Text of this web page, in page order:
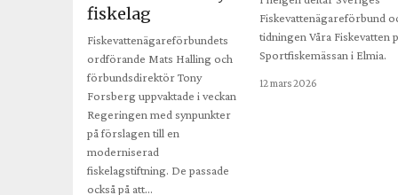
fiskelag
Fiskevattenägareförbundets
ordförande Mats Halling och
förbundsdirektör Tony
Forsberg uppvaktade i veckan
Regeringen med synpunkter
på förslagen till en
moderniserad
fiskelagstiftning. De passade
också på att…
Fiskevattenägareförbund
tidningen Våra Fiskevatten
Sportfiskemässan i Elmia.
12 mars 2026